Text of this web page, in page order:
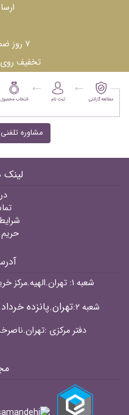
۷ روز ضمانت تعویض
تخفیف
مشاوره تلفنی
شعبه ۱: تهران.الهیه.مرکز خرید مدرن الهیه. همکف
شعبه ۲: تهران.پانزده
دفتر مرکزی